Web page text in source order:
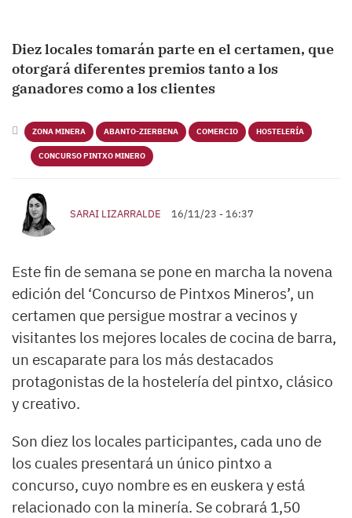
Diez locales tomarán parte en el certamen, que
otorgará diferentes premios tanto a los
ganadores como a los clientes
ZONA MINERA ABANTO-ZIERBENA COMERCIO HOSTELERÍA
CONCURSO PINTXO MINERO
SARAI LIZARRALDE 16/11/23 - 16:37
Este fin de semana se pone en marcha la novena
edición del ‘Concurso de Pintxos Mineros’, un
certamen que persigue mostrar a vecinos y
visitantes los mejores locales de cocina de barra,
un escaparate para los más destacados
protagonistas de la hostelería del pintxo, clásico
y creativo.
Son diez los locales participantes, cada uno de
los cuales presentará un único pintxo a
concurso, cuyo nombre es en euskera y está
relacionado con la minería. Se cobrará 1,50